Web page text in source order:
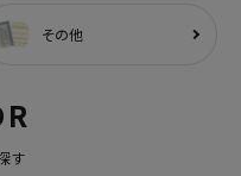
その他
す